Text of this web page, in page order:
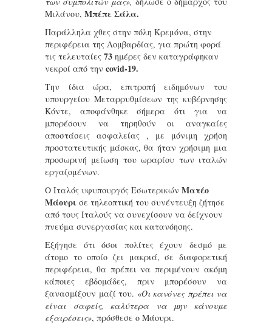
Μιλάνου, Μπέπε Σάλα.
Παράλληλα χθες στην πόλη Κρεμόνα, στην
περιφέρεια της Λομβαρδίας, για πρώτη φορά
τις τελευταίες 73 ημέρες δεν καταγράφηκαν
νεκροί από την covid-19.
Την ίδια ώρα, επιτροπή ειδημόνων του
υπουργείου Mεταρρυθμίσεων της κυβέρνησης
Κόντε, αποφάνθηκε σήμερα ότι για να
μπορέσουν να τηρηθούν οι αναγκαίες
αποστάσεις ασφαλείας , με μόνιμη χρήση
προστατευτικής μάσκας, θα ήταν χρήσιμη μια
προσωρινή μείωση του ωραρίου των ιταλών
εργαζομένων.
Ο Ιταλός υφυπουργός Eσωτερικών Ματέο
Μάουρι σε τηλεοπτική του συνέντευξη ζήτησε
από τους Iταλούς να συνεχίσουν να δείχνουν
πνεύμα συνεργασίας και κατανόησης.
Εξήγησε ότι όσοι πολίτες έχουν δεσμό με
άτομο το οποίο ζει μακριά, σε διαφορετική
περιφέρεια, θα πρέπει να περιμένουν ακόμη
κάποιες εβδομάδες, πριν μπορέσουν να
ξανασμίξουν μαζί του. «Οι κανόνες πρέπει να
είναι σαφείς, καλύτερα να μην κάνουμε
εξαιρέσεις», πρόσθεσε ο Μάουρι.